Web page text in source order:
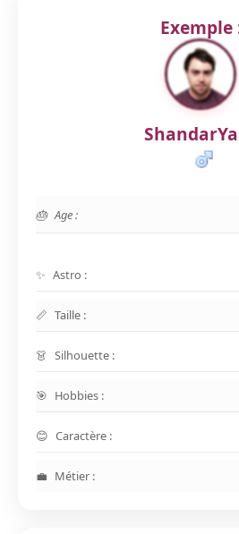
Exemple
Age :
Astro :
Taille :
Silhouette :
Hobbies :
Caractère :
Métier :